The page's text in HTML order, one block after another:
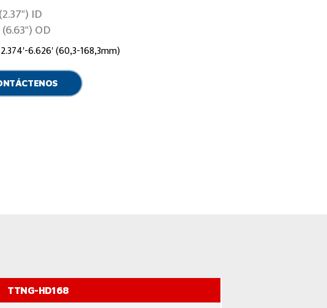
ID
OD
6.626' (60,3-168,3mm)
TTNG-HD168